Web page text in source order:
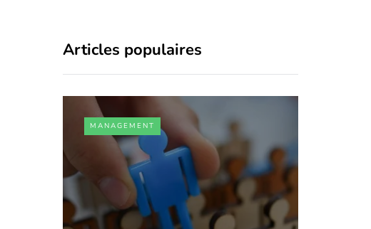
Articles populaires
MANAGEMENT